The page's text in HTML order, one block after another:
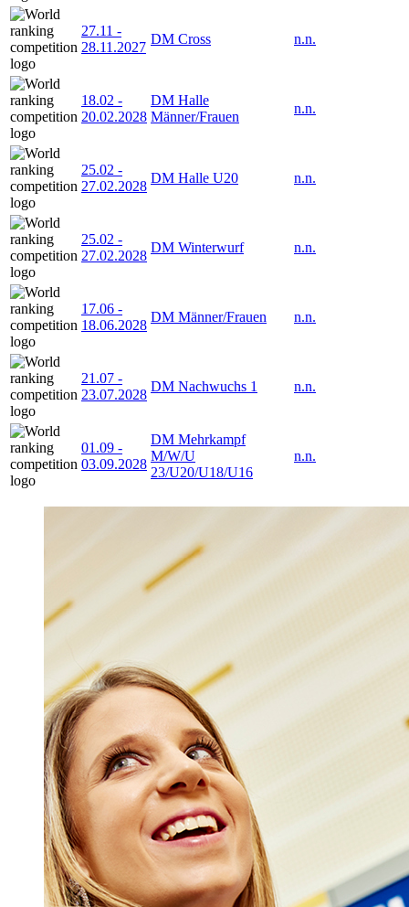
27.11 -
28.11.2027
DM Cross n.n.
18.02 -
20.02.2028
DM Halle
Männer/Frauen
n.n.
25.02 -
27.02.2028
DM Halle U20 n.n.
25.02 -
27.02.2028
DM Winterwurf n.n.
17.06 -
18.06.2028
DM Männer/Frauen n.n.
21.07 -
23.07.2028
DM Nachwuchs 1 n.n.
01.09 -
03.09.2028
DM Mehrkampf
M/W/U
23/U20/U18/U16
n.n.